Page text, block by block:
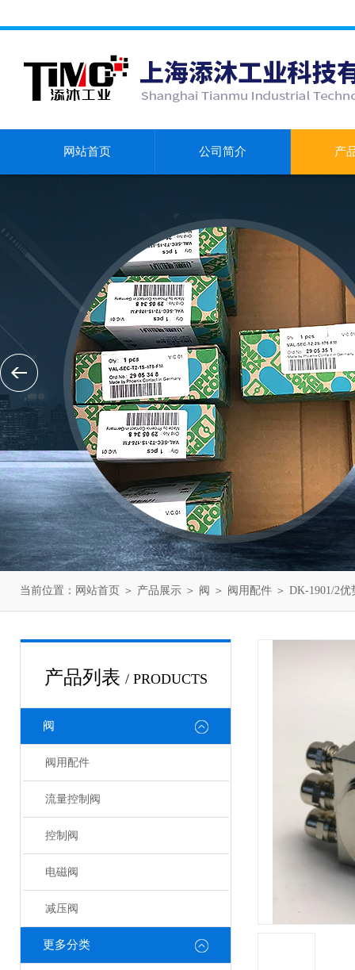
网站首页 公司简介 产
当前位置： 网站首页 ＞ 产品展示 ＞ 阀 ＞ 阀用配件 ＞ DK-1901/2
产品列表 / PRODUCTS
阀
阀用配件
流量控制阀
控制阀
电磁阀
减压阀
更多分类